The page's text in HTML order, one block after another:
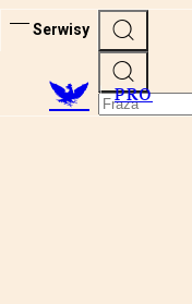
Serwisy
PRO